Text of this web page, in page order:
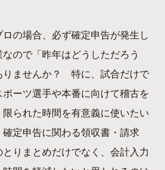
の場合、必ず確定申告が発生し
ので「昨年はどうしただろう
りませんか？ 特に、試合だけで
ーツ選手や本番に向けて稽古を
られた時間を有意義に使いたい
定申告に関わる領収書・請求
りまとめだけでなく、会計入力